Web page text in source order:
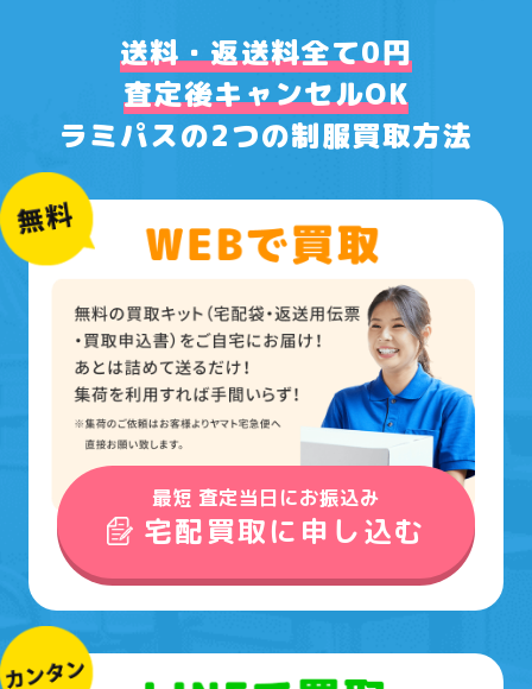
送料・返送料全て0円
査定後キャンセルOK
ラミパスの2つの制服買取方法
最短 査定当日にお振込み
宅配買取に申し込む